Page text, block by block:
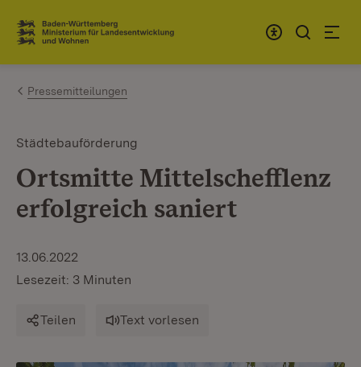
Zum Inhalt springen
Link zur Startseite
Pressemitteilungen
Städtebauförderung
Ortsmitte Mittelschefflenz
erfolgreich saniert
13.06.2022
Lesezeit: 3 Minuten
Teilen Text vorlesen